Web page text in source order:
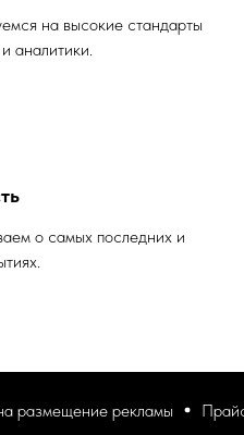
на высокие стандарты
аналитики.
о самых последних и
рекламы Прайс